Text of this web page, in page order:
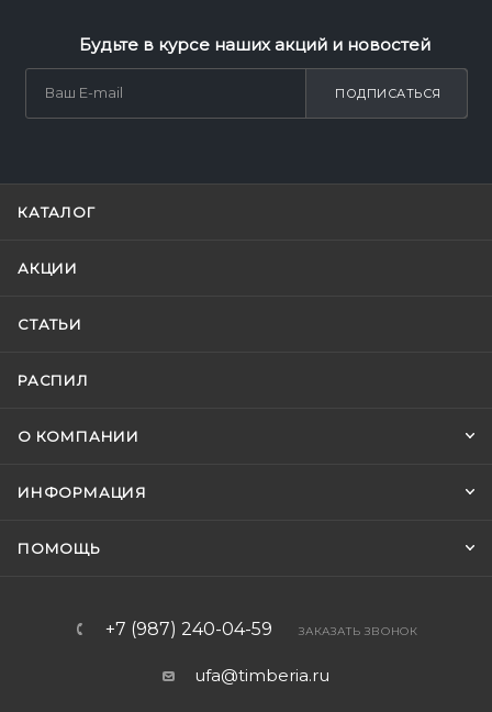
Будьте в курсе наших акций и новостей
ПОДПИСАТЬСЯ
КАТАЛОГ
АКЦИИ
СТАТЬИ
РАСПИЛ
О КОМПАНИИ
ИНФОРМАЦИЯ
ПОМОЩЬ
+7 (987) 240-04-59 ЗАКАЗАТЬ ЗВОНОК
ufa@timberia.ru